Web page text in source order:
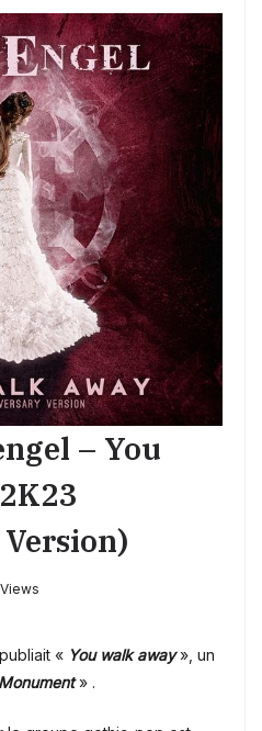
– You
publiait « You walk away», un
Monument» .